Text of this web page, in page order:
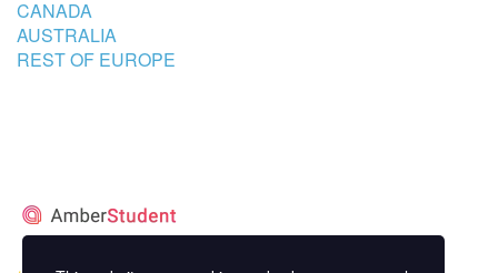
CANADA
AUSTRALIA
REST OF EUROPE